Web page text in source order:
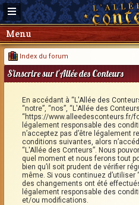
Menu
Index du forum
S'inscrire sur l'Allée des Conteurs
En accédant à “L'Allée des
“notre”, “nos”, “L'Allée des
“https://www.alleedesconteurs.fr/
légalement responsable des
n’acceptez pas d’être légalement
conditions suivantes, alors
“L'Allée des Conteurs”. Nous
quel moment et nous ferons tout
bien qu’il soit prudent de vérifier
même. Si vous continuez d’utiliser
des changements ont été
légalement responsable des
et/ou modifications.